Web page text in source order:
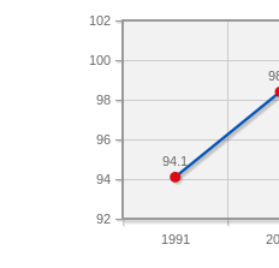
1991
92
94
96
98
100
102
94.1